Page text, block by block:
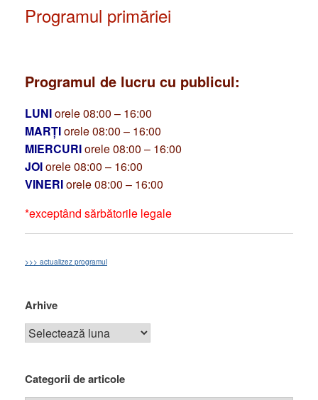
Programul primăriei
Programul de lucru cu publicul:
LUNIorele 08:00 – 16:00
MARȚIorele 08:00 – 16:00
MIERCURIorele 08:00 – 16:00
JOIorele 08:00 – 16:00
VINERIorele 08:00 – 16:00
*exceptând sărbătorile legale
>>> actualizez programul
Arhive
Categorii de articole